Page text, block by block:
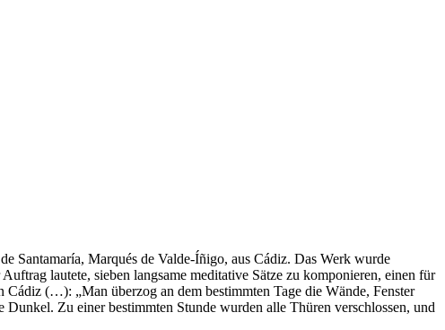
Santamaría, Marqués de Valde-Íñigo, aus Cádiz. Das Werk wurde
lautete, sieben langsame meditative Sätze zu komponieren, einen für
(…): „Man überzog an dem bestimmten Tage die Wände, Fenster
Zu einer bestimmten Stunde wurden alle Thüren verschlossen, und